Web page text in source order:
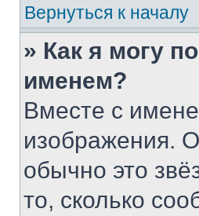
Вернуться к началу
» Как я могу
именем?
Вместе с
изображения.
обычно это
то, сколько